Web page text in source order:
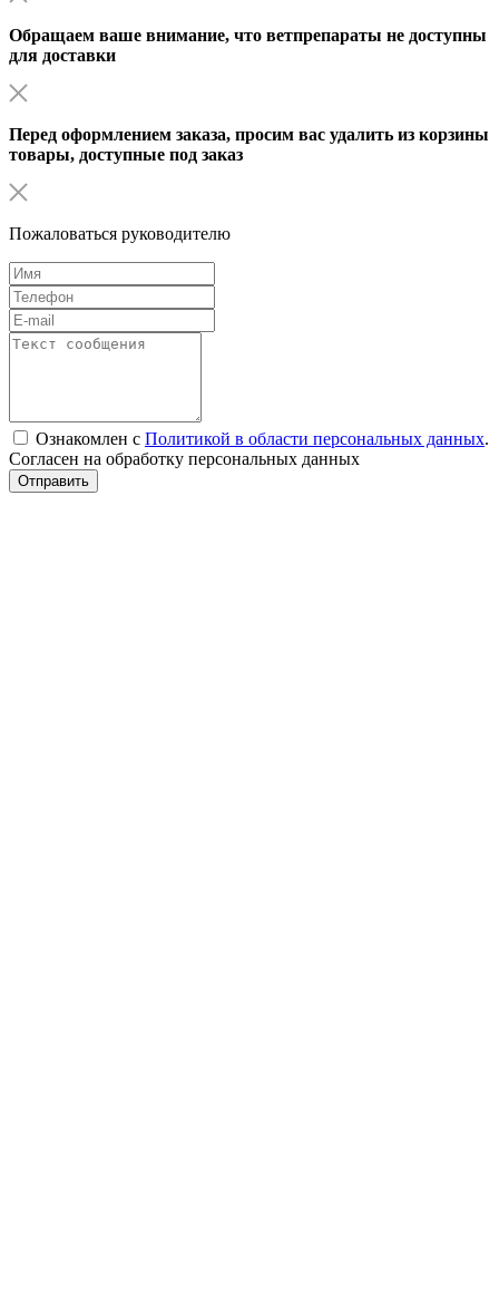
Обращаем ваше внимание, что ветпрепараты не доступны
для доставки
Перед оформлением заказа, просим вас удалить из корзины
товары, доступные под заказ
Пожаловаться руководителю
Ознакомлен с Политикой в области персональных данных.
Согласен на обработку персональных данных
Отправить